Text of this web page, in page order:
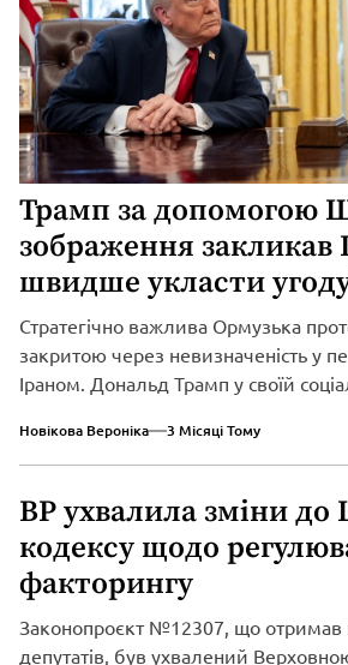
Трамп за допомогою
зображення закликав
швидше укласти
Стратегічно важлива Ормузька
закритою через невизначеність у
Іраном. Дональд Трамп у своїй
Новікова Вероніка 3 Місяці Тому
ВР ухвалила зміни до
кодексу щодо
факторингу
Законопроєкт №12307, що отримав
депутатів, був ухвалений